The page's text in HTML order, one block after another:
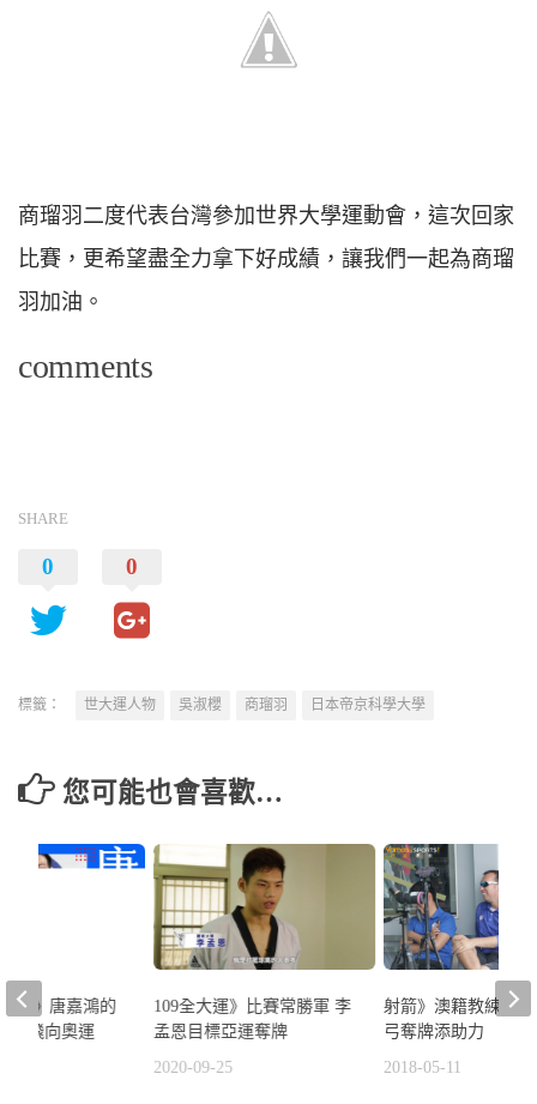
商瑠羽二度代表台灣參加世界大學運動會，這次回家
比賽，更希望盡全力拿下好成績，讓我們一起為商瑠
羽加油。
comments
SHARE
0 0
標籤： 世大運人物 吳淑櫻 商瑠羽 日本帝京科學大學
您可能也會喜歡…
109全大運》比賽常勝軍 李
孟恩目標亞運奪牌
2020-09-25
射箭》澳籍教練助
弓奪牌添助力
2018-05-11
選》唐嘉鴻的
王飛向奧運